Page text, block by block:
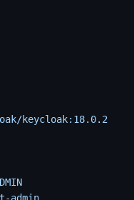
keycloak:18.0.2
admin